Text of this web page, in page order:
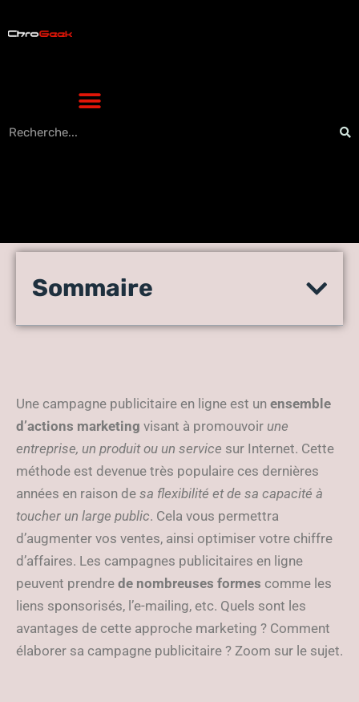
Comment réussir vos
ligne en 2023 ?
Sommaire
Une campagne publicitaire en ligne est un ensemble
d’actions marketing visant à promouvoir une
entreprise, un produit ou un service sur Internet. Cette
méthode est devenue très populaire ces dernières
années en raison de sa flexibilité et de sa capacité à
toucher un large public. Cela vous permettra
d’augmenter vos ventes, ainsi optimiser votre chiffre
d’affaires. Les campagnes publicitaires en ligne
peuvent prendre de nombreuses formes comme les
liens sponsorisés, l’e-mailing, etc. Quels sont les
avantages de cette approche marketing ? Comment
élaborer sa campagne publicitaire ? Zoom sur le sujet.